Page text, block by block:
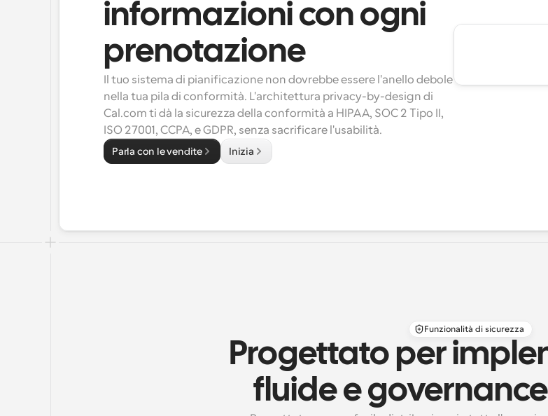
informazioni con ogni
prenotazione
Il tuo sistema di pianificazione non dovrebbe essere l'anello debole
nella tua pila di conformità. L'architettura privacy-by-design di
Cal.com ti dà la sicurezza della conformità a HIPAA, SOC 2 Tipo II
ISO 27001, CCPA, e GDPR, senza sacrificare l'usabilità.
Parla con le vendite Inizia
Funzionalità di sicurezza
Progettato per
fluide e